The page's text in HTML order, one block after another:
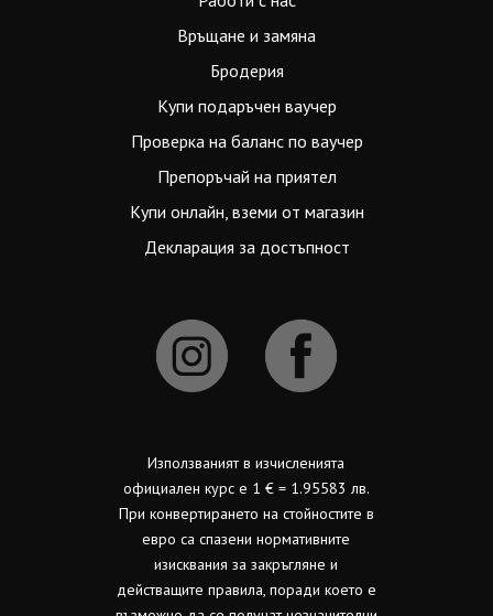
Връщане и замяна
Бродерия
Купи подаръчен ваучер
Проверка на баланс по ваучер
Препоръчай на приятел
Купи онлайн, вземи от магазин
Декларация за достъпност
Използваният в изчисленията
официален курс е 1 € = 1.95583 лв.
При конвертирането на стойностите в
евро са спазени нормативните
изисквания за закръгляне и
действащите правила, поради което е